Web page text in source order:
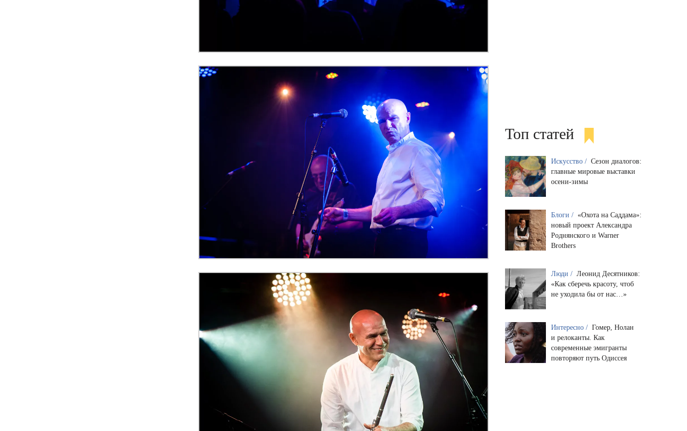
Топ статей
Искусство / Сезон диалогов:
главные мировые выставки
осени-зимы
Блоги / «Охота на Саддама»:
новый проект Александра
Роднянского и Warner
Brothers
Люди / Леонид Десятников:
«Как сберечь красоту, чтоб
не уходила бы от нас…»
Интересно / Гомер, Нолан
и релоканты. Как
современные эмигранты
повторяют путь Одиссея